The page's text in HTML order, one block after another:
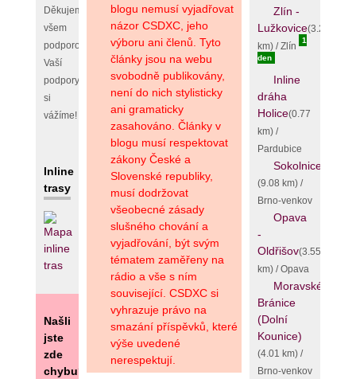
Děkujeme
všem
podporovatelům,
Vaší
podpory
si
vážíme!
Inline
trasy
Našli
jste
zde
chybu?
blogu nemusí vyjadřovat
názor CSDXC, jeho
výboru ani členů. Tyto
články jsou na webu
svobodně publikovány,
není do nich stylisticky
ani gramaticky
zasahováno. Články v
blogu musí respektovat
zákony České a
Slovenské republiky,
musí dodržovat
všeobecné zásady
slušného chování a
vyjadřování, být svým
tématem zaměřeny na
rádio a vše s ním
související. CSDXC si
vyhrazuje právo na
smazání příspěvků, které
výše uvedené
nerespektují.
Zlín -
Lužkovice(3.25
km) / Zlín
1
den
Inline
dráha
Holice(0.77
km) /
Pardubice
Sokolnice
(9.08 km) /
Brno-venkov
Opava
-
Oldřišov(3.55
km) / Opava
Moravské
Bránice
(Dolní
Kounice)
(4.01 km) /
Brno-venkov